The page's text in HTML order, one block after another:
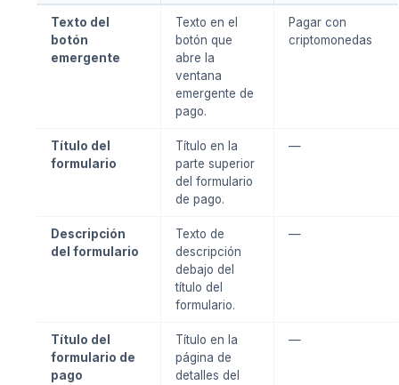
Texto del
botón
emergente
Texto en el
botón que
abre la
ventana
emergente de
pago.
Pagar con
criptomonedas
Título del
formulario
Título en la
parte superior
del formulario
de pago.
—
Descripción
del formulario
Texto de
descripción
debajo del
título del
formulario.
—
Título del
formulario de
pago
Título en la
página de
detalles del
—